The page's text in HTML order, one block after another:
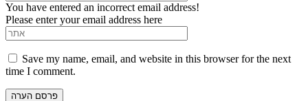
You have entered an incorrect email address!
Please enter your email address here
Save my name, email, and website in this browser for the next
time I comment.